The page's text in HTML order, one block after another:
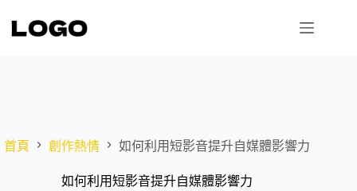
首頁 創作熱情 如何利用短影音提升自媒體影響力
如何利用短影音提升自媒體影響力